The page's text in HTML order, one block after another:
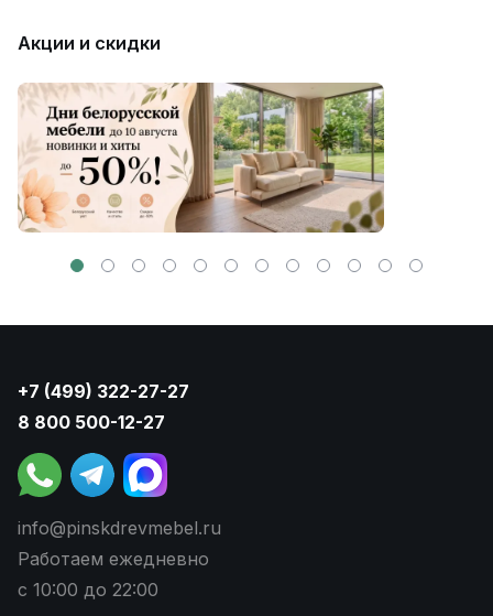
Акции и скидки
+7 (499) 322-27-27
8 800 500-12-27
info@pinskdrevmebel.ru
Работаем ежедневно
с 10:00 до 22:00